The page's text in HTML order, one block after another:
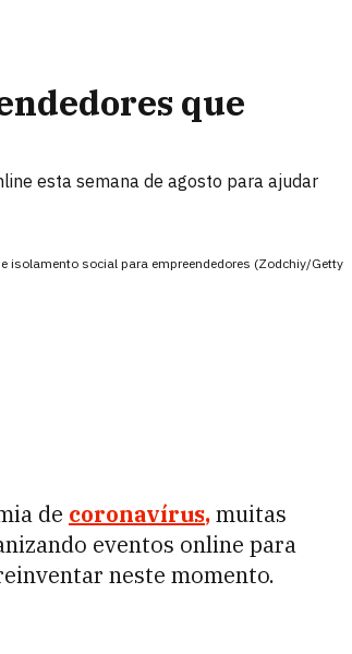
que
esta semana de agosto para ajudar
isolamento social para empreendedores (Zodchiy/Getty
de coronavírus,muitas
eventos online para
neste momento.